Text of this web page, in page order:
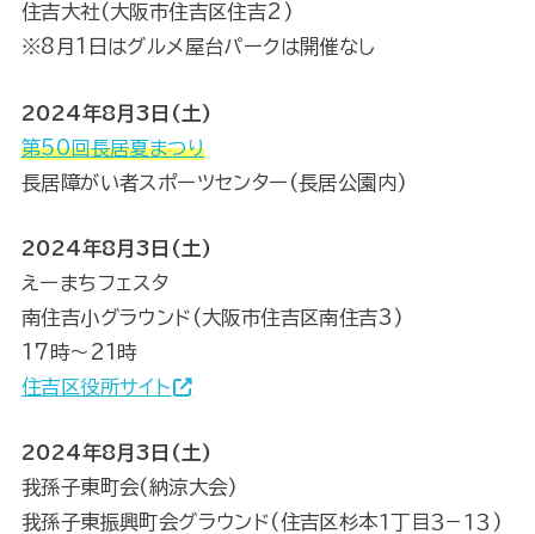
住吉大社(大阪市住吉区住吉2)
※8月1日はグルメ屋台パークは開催なし
2024年8月3日(土)
第50回長居夏まつり
長居障がい者スポーツセンター(長居公園内)
2024年8月3日(土)
えーまちフェスタ
南住吉小グラウンド(大阪市住吉区南住吉3)
17時～21時
住吉区役所サイト
2024年8月3日(土)
我孫子東町会(納涼大会)
我孫子東振興町会グラウンド(住吉区杉本１丁目３−１３)